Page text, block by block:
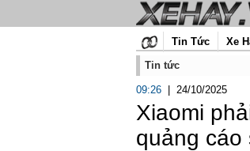
Tin Tức Xe
Tin tức
09:26 24/10/2025
Xiaomi
quảng